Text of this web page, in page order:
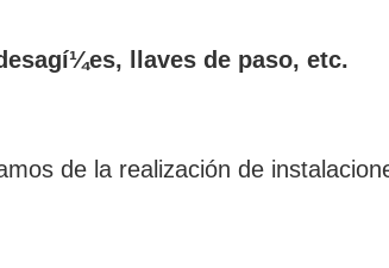
llaves de paso, etc.
de la realización de